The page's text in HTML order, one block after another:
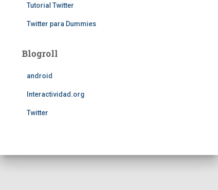
Tutorial Twitter
Twitter para Dummies
Blogroll
android
Interactividad.org
Twitter